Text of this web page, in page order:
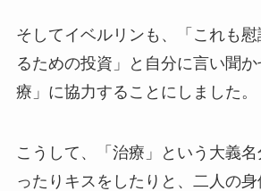
そしてイベルリンも、「これも
るための投資」と自分に言い聞
療」に協力することにしました。
こうして、「治療」という大義
ったりキスをしたりと、二人の